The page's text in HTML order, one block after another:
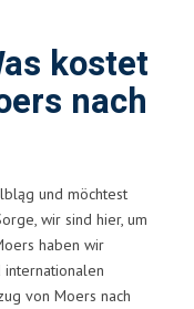
kostet
nach
und möchtest
wir sind hier, um
haben wir
internationalen
von Moers nach